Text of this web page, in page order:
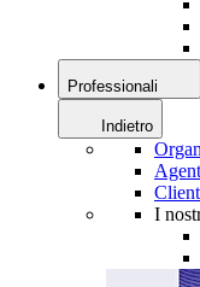
Professionali
Indietro
I